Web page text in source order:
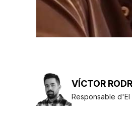
VÍCTOR
Responsable